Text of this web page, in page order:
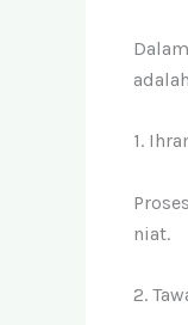
1.
niat.
2.